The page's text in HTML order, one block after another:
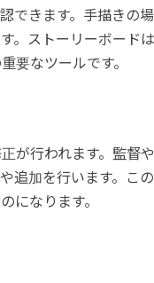
できます。手描きの
。ストーリーボード
要なツールです。
が行われます。監督
追加を行います。こ
になります。